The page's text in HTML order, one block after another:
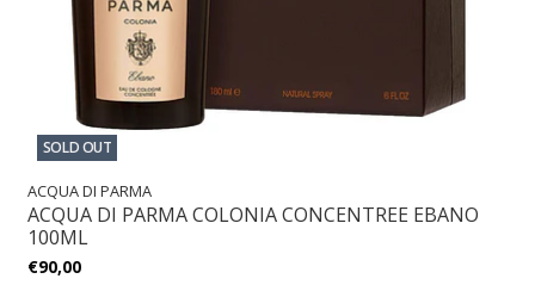
SOLD OUT
ACQUA DI PARMA
ACQUA DI PARMA COLONIA CONCENTREE EBANO
100ML
€90,00